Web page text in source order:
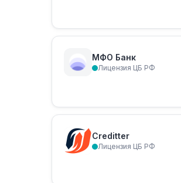
МФО Банк
Лицензия ЦБ РФ
Creditter
Лицензия ЦБ РФ